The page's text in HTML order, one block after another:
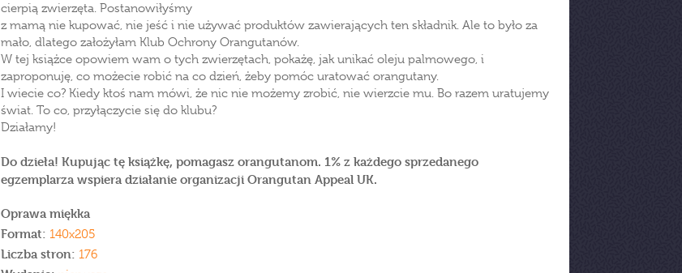
cierpią zwierzęta. Postanowiłyśmy
z mamą nie kupować, nie jeść i nie używać produktów zawierających ten składnik. Ale to było za
mało, dlatego założyłam Klub Ochrony Orangutanów.
W tej książce opowiem wam o tych zwierzętach, pokażę, jak unikać oleju palmowego, i
zaproponuję, co możecie robić na co dzień, żeby pomóc uratować orangutany.
I wiecie co? Kiedy ktoś nam mówi, że nic nie możemy zrobić, nie wierzcie mu. Bo razem uratujemy
świat. To co, przyłączycie się do klubu?
Działamy!
Do dzieła! Kupując tę książkę, pomagasz orangutanom. 1% z każdego sprzedanego
egzemplarza wspiera działanie organizacji Orangutan Appeal UK.
Oprawa miękka
Format: 140x205
Liczba stron: 176